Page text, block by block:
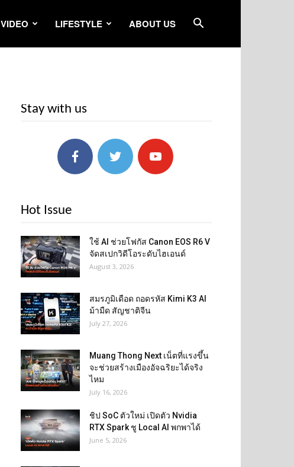
VIDEO LIFESTYLE ABOUT US
Stay with us
Hot Issue
ใช้ AI ช่วยโฟกัส Canon EOS R6 V
จัดสเปกวิดีโอระดับไฮเอนด์
August 3, 2026
สมรภูมิเดือด ถอดรหัส Kimi K3 AI
ม้ามืด สัญชาติจีน
July 27, 2026
Muang Thong Next เน็ตที่แรงขึ้น
จะช่วยสร้างเมืองอัจฉริยะได้จริง
ไหม
July 16, 2026
ชิป SoC ตัวใหม่ เปิดตัว Nvidia
RTX Spark ชู Local AI พกพาได้
June 5, 2026